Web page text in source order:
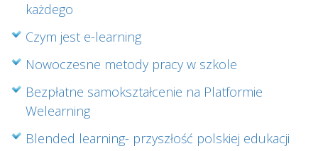
każdego
Czym jest e-learning
Nowoczesne metody pracy w szkole
Bezpłatne samokształcenie na Platformie
Welearning
Blended learning- przyszłość polskiej edukacji